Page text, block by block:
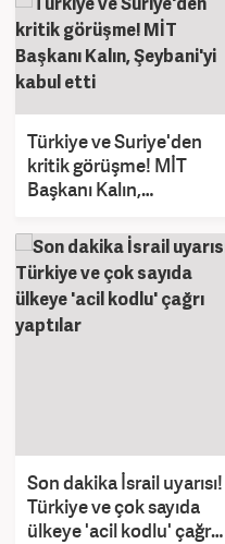
Türkiye ve Suriye'den
kritik görüşme! MİT
Başkanı Kalın,
Son dakika İsrail uyarısı!
Türkiye ve çok sayıda
ülkeye 'acil kodlu' çağrı